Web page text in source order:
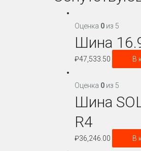
Оценка 0из 5
Шина
₽47,533.50 В
Оценка 0из 5
Шина
R4
₽36,246.00 В